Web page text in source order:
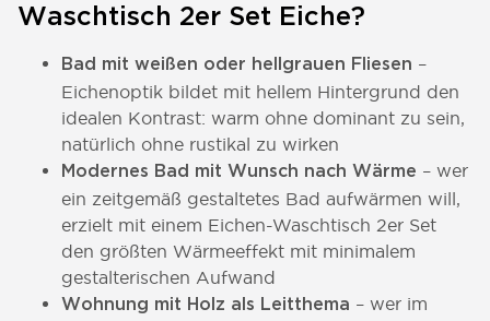
Waschtisch 2er Set Eiche?
Bad mit weißen oder hellgrauen Fliesen –
Eichenoptik bildet mit hellem Hintergrund den
idealen Kontrast: warm ohne dominant zu sein,
natürlich ohne rustikal zu wirken
Modernes Bad mit Wunsch nach Wärme – wer
ein zeitgemäß gestaltetes Bad aufwärmen will,
erzielt mit einem Eichen-Waschtisch 2er Set
den größten Wärmeeffekt mit minimalem
gestalterischen Aufwand
Wohnung mit Holz als Leitthema – wer im